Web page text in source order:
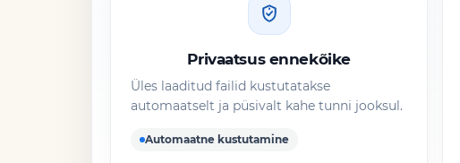
Privaatsus ennekõike
Üles laaditud failid kustutatakse
automaatselt ja püsivalt kahe tunni jooksul.
Automaatne kustutamine